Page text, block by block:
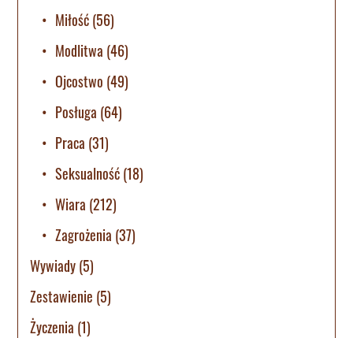
Miłość(56)
Modlitwa (46)
Ojcostwo (49)
Posługa (64)
Praca (31)
Seksualność(18)
Wiara (212)
Zagrożenia (37)
Wywiady(5)
Zestawienie (5)
Życzenia (1)